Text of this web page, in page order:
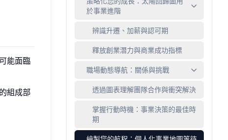
能面臨
組成部
於事業進階
辨識升遷、加薪與認可期
釋放創業潛力與商業成功指標
職場動態導航：關係與挑戰
透過圖表理解團隊合作與衝突解決
掌握行動時機：事業決策的最佳時
期